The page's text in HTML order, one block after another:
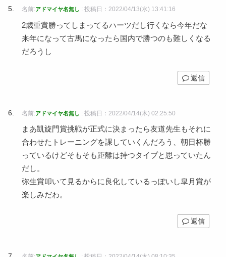
名前:アドマイヤ名無し : 投稿日：2022/04/13(水) 13:41:16
2歳重賞勝ってしまってるハーツだし行くなら今年だな
来年になって古馬になったら国内で勝つのも難しくなる
だろうし
返信
名前:アドマイヤ名無し : 投稿日：2022/04/14(木) 02:25:50
まあ凱旋門賞挑戦が正式に決まったら友道先生もそれに
合わせたトレーニングを課していくんだろう、朝日杯勝
っているけどそもそも距離は持つタイプと思っていたん
だし。
弥生賞叩いて見るからに良化しているっぽいし皐月賞が
楽しみだわ。
返信